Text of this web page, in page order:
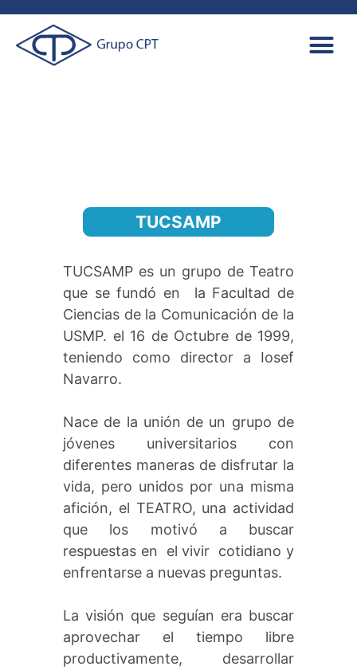
TUCSAMP
TUCSAMP es un grupo de Teatro
que se fundó en la Facultad de
Ciencias de la Comunicación de la
USMP. el 16 de Octubre de 1999,
teniendo como director a Iosef
Navarro.
Nace de la unión de un grupo de
jóvenes universitarios con
diferentes maneras de disfrutar la
vida, pero unidos por una misma
afición, el TEATRO, una actividad
que los motivó a buscar
respuestas en el vivir cotidiano y
enfrentarse a nuevas preguntas.
La visión que seguían era buscar
aprovechar el tiempo libre
productivamente, desarrollar